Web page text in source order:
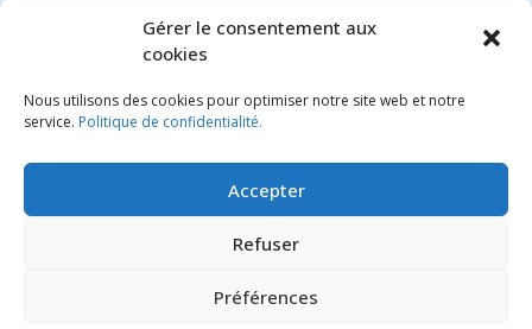
Gérer le consentement aux
cookies
Nous utilisons des cookies pour optimiser notre site web et notre
service. Politique de confidentialité.
Accepter
Refuser
Préférences
Aucun produit trouvé
FLORE ET JEANNE